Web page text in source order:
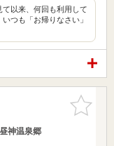
以来、何回も利用して
つも「お帰りなさい」
お気に入
りに追加
神温泉郷